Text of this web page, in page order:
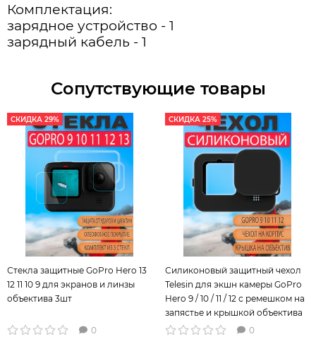
Комплектация:
зарядное устройство - 1
зарядный кабель - 1
Сопутствующие товары
СКИДКА 29%
Стекла защитные GoPro Hero 13
12 11 10 9 для экранов и линзы
объектива 3шт
0
СКИДКА 25%
Силиконовый защитный чехол
Telesin для экшн камеры GoPro
Hero 9 / 10 / 11 / 12 с ремешком на
запястье и крышкой объектива
Черный
0